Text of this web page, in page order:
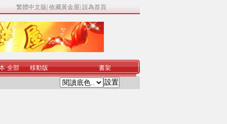
繁體中文版 收藏黃金屋 設為首頁
·全部 移動版 書架